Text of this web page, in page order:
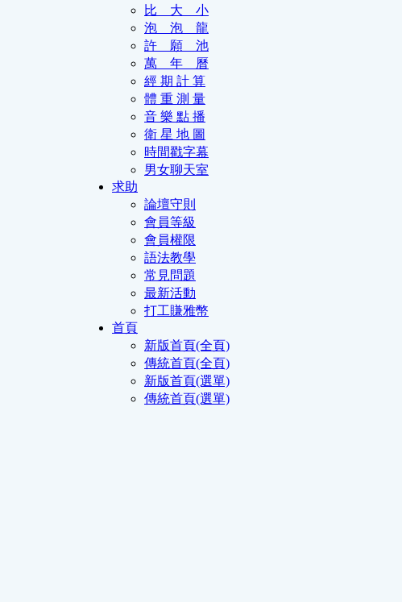
比 大 小
泡 泡 龍
許 願 池
萬 年 曆
經 期 計 算
體 重 測 量
音 樂 點 播
衛 星 地 圖
時間戳字幕
男女聊天室
求助
論壇守則
會員等級
會員權限
語法教學
常見問題
最新活動
打工賺雅幣
首頁
新版首頁(全頁)
傳統首頁(全頁)
新版首頁(選單)
傳統首頁(選單)